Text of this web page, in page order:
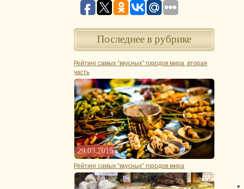
Последнее в рубрике
Рейтинг самых “вкусных” городов мира, вторая
часть
29.03.2015
Рейтинг самых “вкусных” городов мира